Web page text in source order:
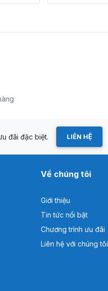
đãi đặc biệt. LIÊN HỆ
Về chúng tôi
Giới thiệu
Tin tức nổi bật
Chương trình ưu đãi
Liên hệ với chúng tôi